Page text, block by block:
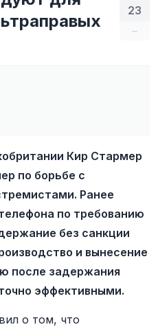
23
–
Кир Стармер
по борьбе с
Ранее
по требованию
без санкции
и вынесение
после задержания
эффективными.
о том, что